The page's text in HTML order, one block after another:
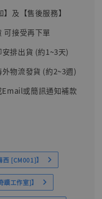
及【售後服務】
可接受再下單
排出貨 (約1~3天)
物流發貨 (約2~3週)
或簡訊通知補款
[CM001]】
工作室]】